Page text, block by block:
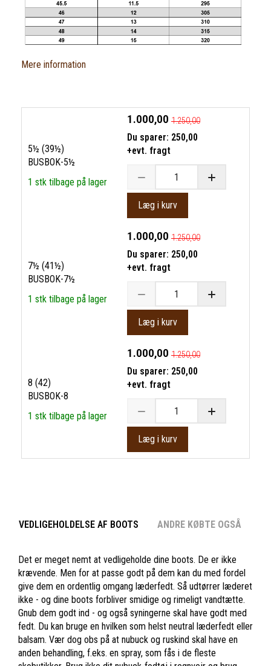
Mere information
5½ (39½)
BUSBOK-5½
1 stk tilbage på lager
1.000,00 1.250,00
Du sparer: 250,00
+evt. fragt
Læg i kurv
7½ (41½)
BUSBOK-7½
1 stk tilbage på lager
1.000,00 1.250,00
Du sparer: 250,00
+evt. fragt
Læg i kurv
8 (42)
BUSBOK-8
1 stk tilbage på lager
1.000,00 1.250,00
Du sparer: 250,00
+evt. fragt
Læg i kurv
VEDLIGEHOLDELSE AF BOOTS ANDRE KØBTE OGSÅ
Det er meget nemt at vedligeholde dine boots. De er ikke
krævende. Men for at passe godt på dem kan du med fordel
give dem en ordentlig omgang læderfedt. Så udtørrer læderet
ikke - og dine boots forbliver smidige og rimeligt vandtætte.
Gnub dem godt ind - og også syningerne skal have godt med
fedt. Du kan bruge en hvilken som helst neutral læderfedt eller
balsam. Vær dog obs på at nubuck og ruskind skal have en
anden behandling, f.eks. en spray, som fås i de fleste